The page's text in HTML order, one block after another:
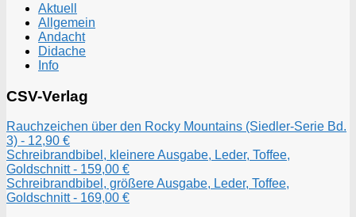
Aktuell
Allgemein
Andacht
Didache
Info
CSV-Verlag
Rauchzeichen über den Rocky Mountains (Siedler-Serie Bd.
3) - 12,90 €
Schreibrandbibel, kleinere Ausgabe, Leder, Toffee,
Goldschnitt - 159,00 €
Schreibrandbibel, größere Ausgabe, Leder, Toffee,
Goldschnitt - 169,00 €